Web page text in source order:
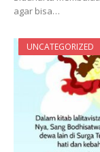
agar bisa…
UNCATEGORIZED